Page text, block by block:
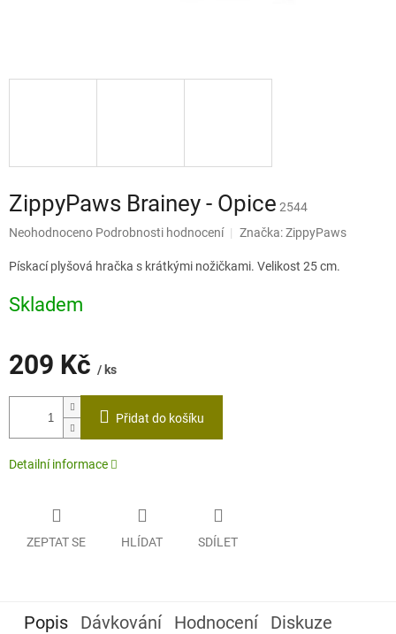
ZippyPaws Brainey - Opice 2544
Průměrné
produktu
0,0
z
Neohodnoceno Podrobnosti hodnocení Značka:ZippyPaws
Pískací plyšová hračka s krátkými nožičkami. Velikost 25 cm.
Skladem
209 Kč / ks
Měrná
Přidat do košíku
Detailní informace
ZEPTAT SE HLÍDAT SDÍLET
Popis Dávkování Hodnocení Diskuze